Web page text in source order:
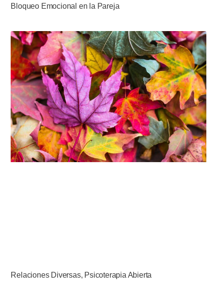
Bloqueo Emocional en la Pareja
Relaciones Diversas, Psicoterapia Abierta